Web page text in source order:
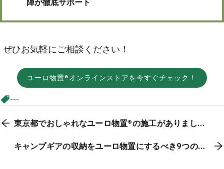
陣が徹底サポート
ぜひお気軽にご相談ください！
ユーロ物置®オンラインストアを今すぐチェック！
---
東京都でおしゃれなユーロ物置®︎の施工がありまし
キャンプギアの収納をユーロ物置にするべき9つの理